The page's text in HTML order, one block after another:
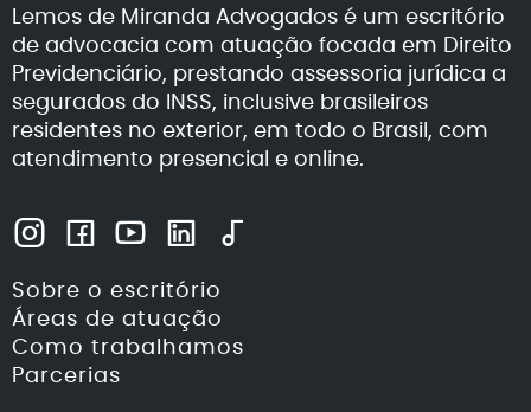
Lemos de Miranda Advogados é um escritório
de advocacia com atuação focada em Direito
Previdenciário, prestando assessoria jurídica a
segurados do INSS, inclusive brasileiros
residentes no exterior, em todo o Brasil, com
atendimento presencial e online.
Sobre o escritório
Áreas de atuação
Como trabalhamos
Parcerias